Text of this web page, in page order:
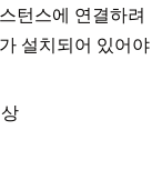
턴스에 연결하려
설치되어 있어야